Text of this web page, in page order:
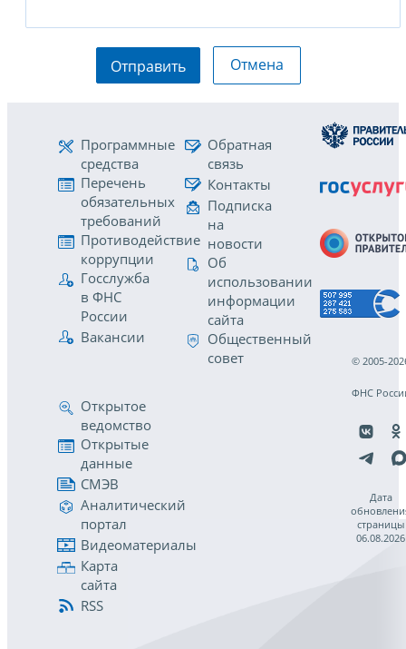
Отправить Отмена
Программные
средства
Перечень
обязательных
требований
Противодействие
коррупции
Госслужба
в ФНС
России
Вакансии
Обратная
связь
Контакты
Подписка
на
новости
Об
использовании
информации
сайта
Общественный
совет
Открытое
ведомство
Открытые
данные
СМЭВ
Аналитический
портал
Видеоматериалы
Карта
сайта
RSS
© 2005-
ФНС
Дата
страницы
06.08.2026